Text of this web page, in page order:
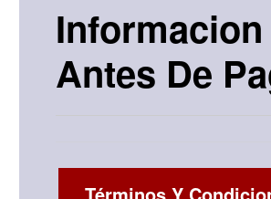
Informacion
Antes De
Términos Y